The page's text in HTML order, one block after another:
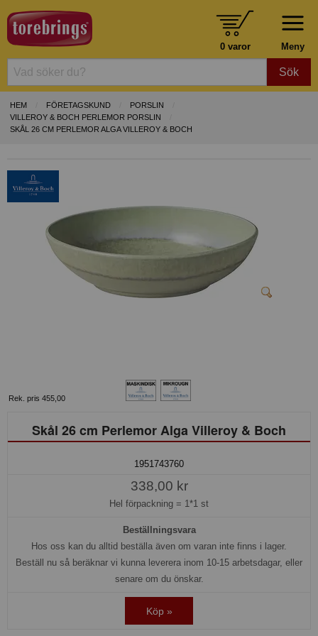
Meny
0 varor
Sök
HEM FÖRETAGSKUND
PORSLIN
VILLEROY & BOCH PERLEMOR PORSLIN
SKÅL 26 CM PERLEMOR ALGA VILLEROY & BOCH
Rek. pris 455,00
Skål 26 cm Perlemor Alga Villeroy & Boch
1951743760
338,00 kr
Hel förpackning = 1*1 st
Beställningsvara
Hos oss kan du alltid beställa även om varan inte finns i lager.
Beställ nu så beräknar vi kunna leverera inom 10-15 arbetsdagar, eller
senare om du önskar.
Köp »